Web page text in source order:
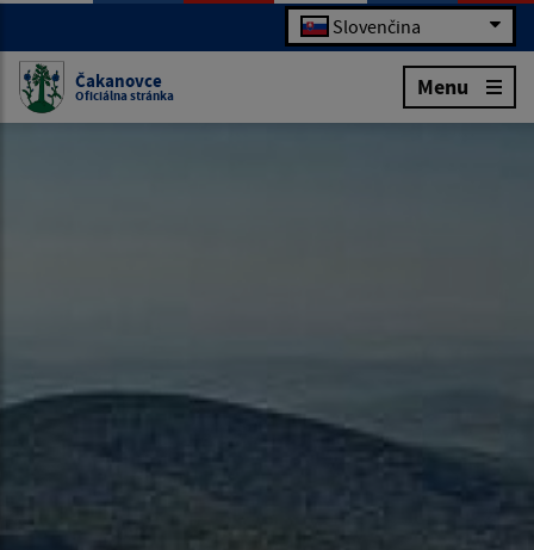
Slovenčina
Čakanovce
Oficiálna stránka Menu